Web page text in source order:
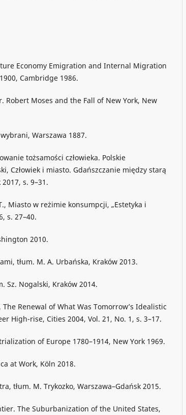
Economy Emigration and Internal Migration
Cambridge 1986.
Robert Moses and the Fall of New York, New
Warszawa 1887.
tożsamości człowieka. Polskie
Człowiek i miasto. Gdańszczanie między starą
s. 9–31.
Miasto w reżimie konsumpcji, „Estetyka i
s. 27–40.
2010.
tłum. M. A. Urbańska, Kraków 2013.
Sz. Nogalski, Kraków 2014.
Renewal of What Was Tomorrow’s Idealistic
High-rise, Cities 2004, Vol. 21, No. 1, s. 3–17.
of Europe 1780–1914, New York 1969.
at Work, Köln 2018.
tłum. M. Trykozko, Warszawa–Gdańsk 2015.
The Suburbanization of the United States,